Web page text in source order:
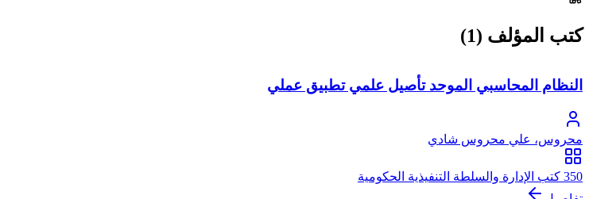
كتب المؤلف (1)
النظام المحاسبي الموحد تأصيل علمي تطبيق عملي
محروس، علي محروس شادي
350 كتب الإدارة والسلطة التنفيذية الحكومية